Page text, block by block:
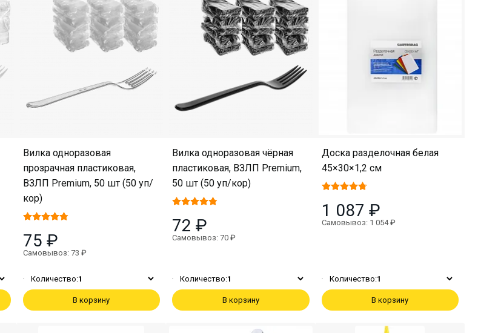
Вилка одноразовая
прозрачная пластиковая,
ВЗЛП Premium, 50 шт (50 уп/
кор)
75 ₽
Самовывоз: 73 ₽
Количество:1
В корзину
Вилка одноразовая чёрная
пластиковая, ВЗЛП Premium,
50 шт (50 уп/кор)
72 ₽
Самовывоз: 70 ₽
Количество:1
В корзину
Доска разделочная белая
45×30×1,2 см
1 087 ₽
Самовывоз: 1 054 ₽
Количество:1
В корзину